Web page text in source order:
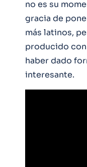
no es su
gracia de
más latinos,
producido
haber dado
interesante.